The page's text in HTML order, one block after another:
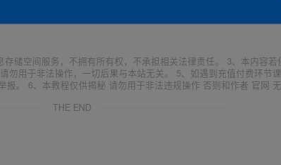
储空间服务，不拥有所有权，不承担相关法律责任。 3、本内容
勿用于非法操作，一切后果与本站无关。 5、如遇到充值付费环节
。 6、本教程仅供揭秘 请勿用于非法违规操作 否则和作者 官网
THE END